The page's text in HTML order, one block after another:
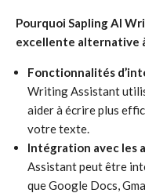
Pourquoi Sapling AI
excellente alternative
Fonctionnalités
Writing Assistant
aider à écrire plus
votre texte.
Intégration avec les
Assistant peut être
que Google Docs,